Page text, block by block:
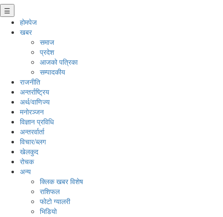
☰
होमपेज
खबर
समाज
प्रदेश
आजको पत्रिका
सम्पादकीय
राजनीति
अन्तर्राष्ट्रिय
अर्थ/वाणिज्य
मनाेरञ्जन
विज्ञान प्रविधि
अन्तरर्वार्ता
विचार/ब्लग
खेलकुद
रोचक
अन्य
क्लिक खबर विशेष
राशिफल
फोटो ग्यालरी
भिडियो